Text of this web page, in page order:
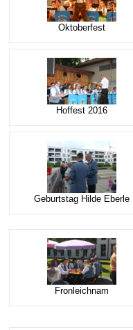
E-Mail Strato
Jahr 2015 - 2019
Jugendausbildung
Vorstände
Oktoberfest
Hoffest 2016
Geburtstag Hilde Eberle
Fronleichnam